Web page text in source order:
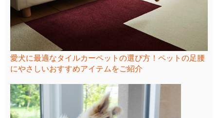
愛犬に最適なタイルカーペットの選び方！ペットの足腰
にやさしいおすすめアイテムをご紹介